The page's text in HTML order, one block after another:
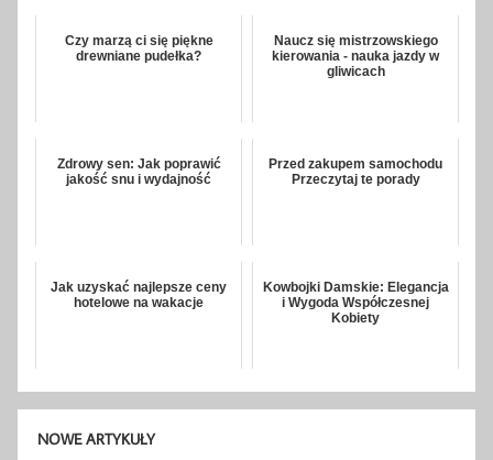
Czy marzą ci się piękne
drewniane pudełka?
Naucz się mistrzowskiego
kierowania - nauka jazdy w
gliwicach
Zdrowy sen: Jak poprawić
jakość snu i wydajność
Przed zakupem samochodu
Przeczytaj te porady
Jak uzyskać najlepsze ceny
hotelowe na wakacje
Kowbojki Damskie: Elegancja
i Wygoda Współczesnej
Kobiety
NOWE ARTYKUŁY